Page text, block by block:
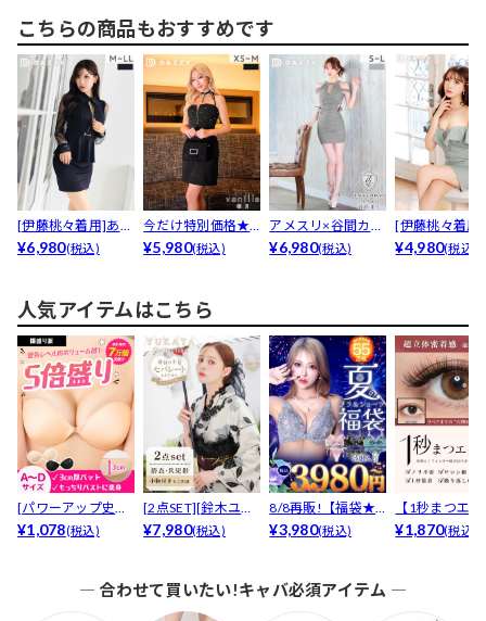
こちらの商品もおすすめです
[伊藤桃々着用]あざ
とセクシー谷間ジ
¥6,980(税込)
今だけ特別価格★
お値段以上の煌め
¥5,980(税込)
アメスリ×谷間カッ
トであざと可愛い
¥6,980(税込)
[伊藤桃々着用
腕隠せるボリ
¥4,980(税込)
人気アイテムはこちら
[パワーアップ史上
最強5倍盛りアップ
¥1,078(税込)
[2点SET][鈴木ユリ
ア(baby)...
¥7,980(税込)
8/8再販!【福袋★
ブラセット3点
¥3,980(税込)
【1秒まつエ
リュームタイ
¥1,870(税込)
― 合わせて買いたい!キャバ必須アイテム ―